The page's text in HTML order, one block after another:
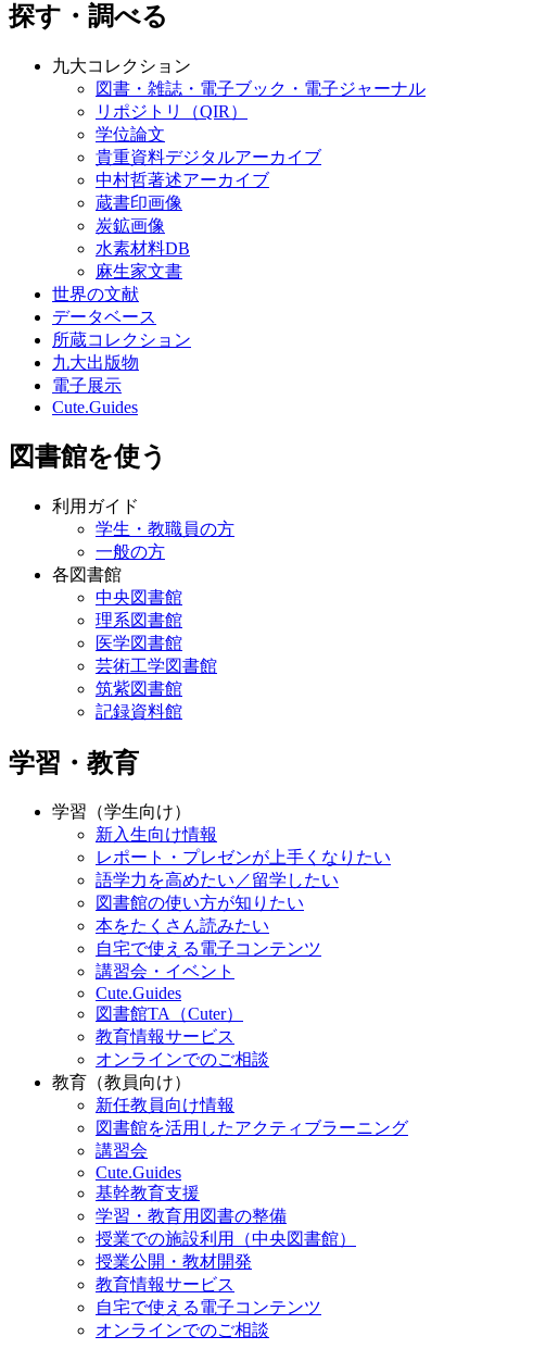
探す・調べる
九大コレクション
図書・雑誌・電子ブック・電子ジャーナル
リポジトリ（QIR）
学位論文
貴重資料デジタルアーカイブ
中村哲著述アーカイブ
蔵書印画像
炭鉱画像
水素材料DB
麻生家文書
世界の文献
データベース
所蔵コレクション
九大出版物
電子展示
Cute.Guides
図書館を使う
利用ガイド
学生・教職員の方
一般の方
各図書館
中央図書館
理系図書館
医学図書館
芸術工学図書館
筑紫図書館
記録資料館
学習・教育
学習（学生向け）
新入生向け情報
レポート・プレゼンが上手くなりたい
語学力を高めたい／留学したい
図書館の使い方が知りたい
本をたくさん読みたい
自宅で使える電子コンテンツ
講習会・イベント
Cute.Guides
図書館TA（Cuter）
教育情報サービス
オンラインでのご相談
教育（教員向け）
新任教員向け情報
図書館を活用したアクティブラーニング
講習会
Cute.Guides
基幹教育支援
学習・教育用図書の整備
授業での施設利用（中央図書館）
授業公開・教材開発
教育情報サービス
自宅で使える電子コンテンツ
オンラインでのご相談